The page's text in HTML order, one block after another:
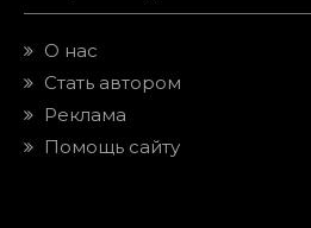
О нас
Стать автором
Реклама
Помощь сайту